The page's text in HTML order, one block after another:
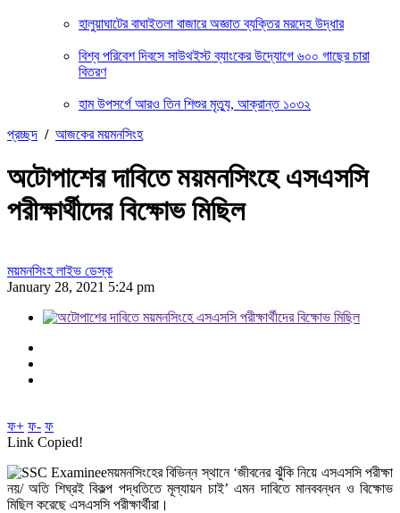
হালুয়াঘাটের বাঘাইতলা বাজারে অজ্ঞাত ব্যক্তির মরদেহ উদ্ধার
বিশ্ব পরিবেশ দিবসে সাউথইস্ট ব্যাংকের উদ্যোগে ৬০০ গাছের চারা
বিতরণ
হাম উপসর্গে আরও তিন শিশুর মৃত্যু, আক্রান্ত ১০৩২
প্রচ্ছদ / আজকের ময়মনসিংহ
অটোপাশের দাবিতে ময়মনসিংহে এসএসসি
পরীক্ষার্থীদের বিক্ষোভ মিছিল
ময়মনসিংহ লাইভ ডেস্ক
January 28, 2021 5:24 pm
ফ+ ফ- ফ
Link Copied!
ময়মনসিংহের বিভিন্ন স্থানে ‘জীবনের ঝুঁকি নিয়ে এসএসসি পরীক্ষা
নয়/ অতি শিঘ্রই বিকল্প পদ্ধতিতে মূল্যায়ন চাই’ এমন দাবিতে মানববন্ধন ও বিক্ষোভ
মিছিল করেছে এসএসসি পরীক্ষার্থীরা।